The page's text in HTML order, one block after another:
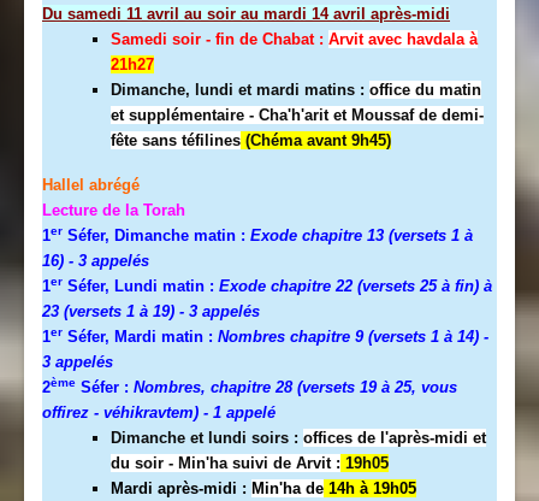
Du samedi 11 avril au soir au mardi 14 avril après-midi
Samedi soir - fin de Chabat : Arvit avec havdala à
21h27
Dimanche, lundi et mardi matins : office du matin
et supplémentaire - Cha'h'arit et Moussaf de demi-
fête sans téfilines (Chéma avant 9h45)
Hallel abrégé
Lecture de la Torah
1er Séfer, Dimanche matin : Exode chapitre 13 (versets 1 à
16) - 3 appelés
1er Séfer, Lundi matin : Exode chapitre 22 (versets 25 à fin) à
23 (versets 1 à 19) - 3 appelés
1er Séfer, Mardi matin : Nombres chapitre 9 (versets 1 à 14) -
3 appelés
2ème Séfer : Nombres, chapitre 28 (versets 19 à 25, vous
offirez - véhikravtem) - 1 appelé
Dimanche et lundi soirs : offices de l'après-midi et
du soir - Min'ha suivi de Arvit : 19h05
Mardi après-midi : Min'ha de 14h à 19h05